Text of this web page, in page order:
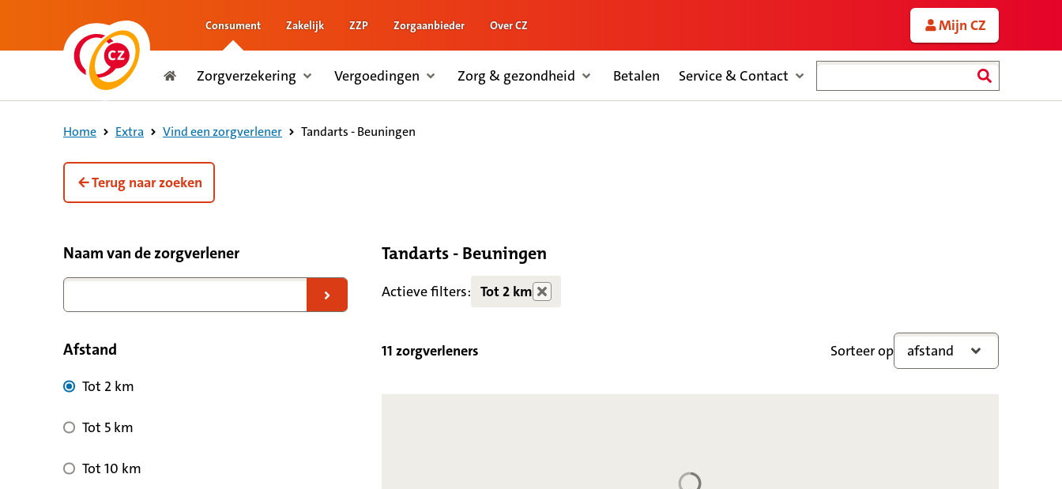
de inhoud
Consument Zakelijk ZZP Zorgaanbieder Over CZ Mijn CZ
Consument
Zorgverzekering Vergoedingen Zorg & gezondheid Betalen Service & Contact
Home Extra Vind een zorgverlener Tandarts - Beuningen
Terug naar zoeken
Tandarts - Beuningen
Naar zoekresultaten
Filteropties voor zorgverleners
Naam van de zorgverlener
Afstand
Tot 2 km
Tot 5 km
Tot 10 km
Actieve filters: Tot 2 km
11 zorgverleners Sorteer op afstand